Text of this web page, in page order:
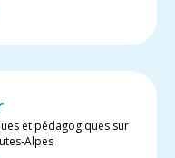
et pédagogiques sur
Alpes